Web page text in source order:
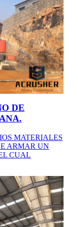
DE
MATERIALES
ARMAR UN
CUAL